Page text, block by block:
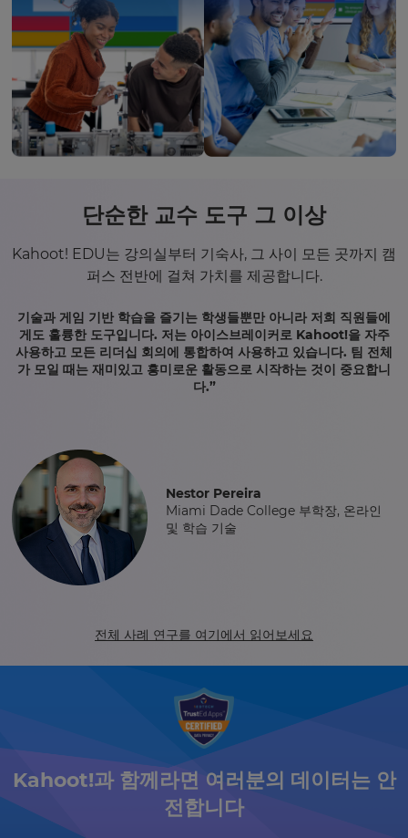
단순한 교수 도구 그 이상
Kahoot! EDU는 강의실부터 기숙사, 그 사이 모든 곳까지 캠
퍼스 전반에 걸쳐 가치를 제공합니다.
기술과 게임 기반 학습을 즐기는 학생들뿐만 아니라 저희 직원들에
게도 훌륭한 도구입니다. 저는 아이스브레이커로 Kahoot!을 자주
사용하고 모든 리더십 회의에 통합하여 사용하고 있습니다. 팀 전체
가 모일 때는 재미있고 흥미로운 활동으로 시작하는 것이 중요합니
다.”
Nestor Pereira
Miami Dade College 부학장, 온라인
및 학습 기술
전체 사례 연구를 여기에서 읽어보세요
Kahoot!과 함께라면 여러분의 데이터는 안
전합니다